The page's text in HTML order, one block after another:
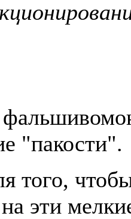
"пакости".
того,
эти